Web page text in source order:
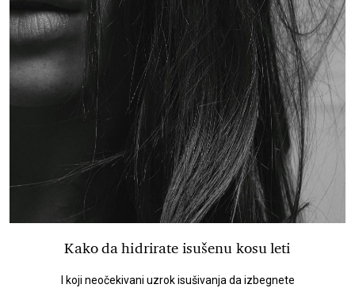
Kako da hidrirate isušenu kosu leti
I koji neočekivani uzrok isušivanja da izbegnete